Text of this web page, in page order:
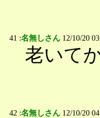
41 :名無しさん 12/10/20
老いて
42 :名無しさん 12/10/20